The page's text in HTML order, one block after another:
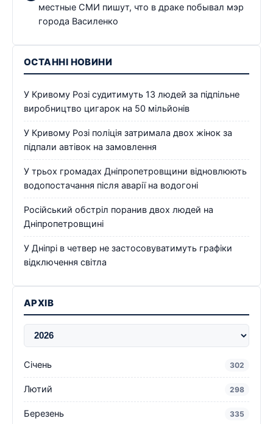
местные СМИ пишут, что в драке побывал мэр
города Василенко
ОСТАННІ НОВИНИ
У Кривому Розі судитимуть 13 людей за підпільне
виробництво цигарок на 50 мільйонів
У Кривому Розі поліція затримала двох жінок за
підпали автівок на замовлення
У трьох громадах Дніпропетровщини відновлюють
водопостачання після аварії на водогоні
Російський обстріл поранив двох людей на
Дніпропетровщині
У Дніпрі в четвер не застосовуватимуть графіки
відключення світла
АРХІВ
Січень 302
Лютий 298
Березень 335